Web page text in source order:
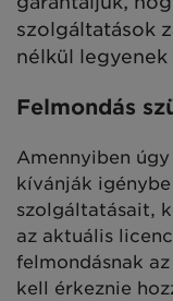
szolgáltatások
nélkül
Felmondás
Amennyiben
kívánják igénybe
szolgáltatásait,
az aktuális
felmondásnak
kell érkeznie